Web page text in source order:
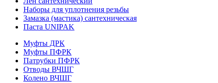
Наборы для уплотнения резьбы
Замазка (мастика) сантехническая
Паста UNIPAK
Муфты ДРК
Муфты ПФРК
Патрубки ПФРК
Отводы ВЧШГ
Колено ВЧШГ